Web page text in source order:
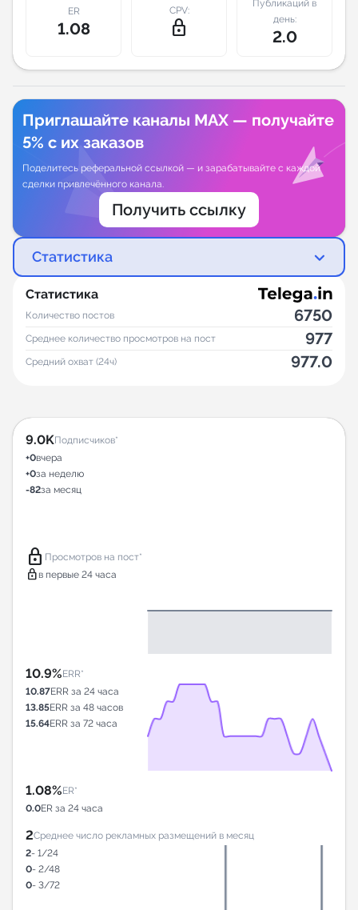
ER
1.08
CPV:
lock_outline
Публикаций в
день:
2.0
Приглашайте каналы MAX — получайте
5% с их заказов
Поделитесь реферальной ссылкой — и зарабатывайте с каждой
сделки привлечённого канала.
Получить ссылку
Статистика
Статистика
Количество постов 6750
Среднее количество просмотров на пост 977
Средний охват (24ч) 977.0
9.0KПодписчиков*
+0вчера
+0за неделю
-82за месяц
lock Просмотров на пост*
lock в первые 24 часа
10.9%ERR*
10.87ERR за 24 часа
13.85ERR за 48 часов
15.64ERR за 72 часа
1.08%ER*
0.0ER за 24 часа
2Среднее число рекламных размещений в месяц
2- 1/24
0- 2/48
0- 3/72